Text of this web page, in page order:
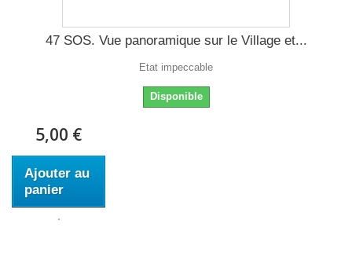
47 SOS. Vue panoramique sur le Village et...
Etat impeccable
Disponible
5,00 €
Ajouter au
panier